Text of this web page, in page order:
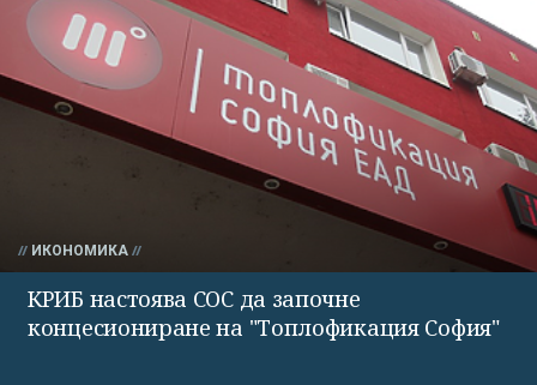
ИКОНОМИКА
КРИБ настоява СОС да започне
концесиониране на "Топлофикация София"